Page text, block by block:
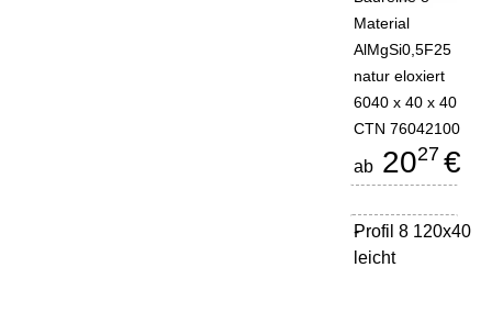
Material
AlMgSi0,5F25
natur eloxiert
6040 x 40 x 40
CTN 76042100
ab 2027 €
Profil 8 120x40
leicht
-